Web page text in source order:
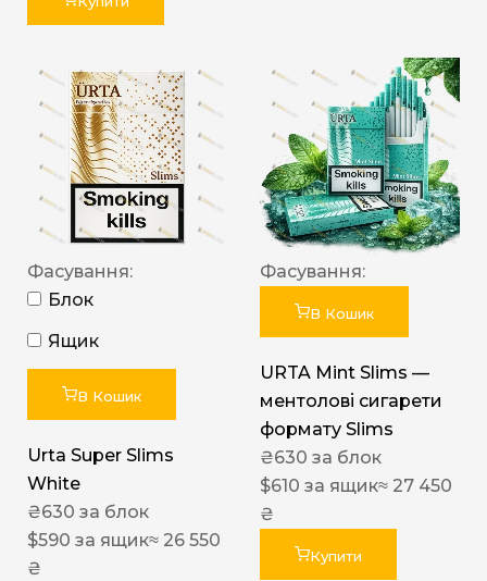
Фасування:
Блок
Ящик
В Кошик
Urta Super Slims
White
₴630 за блок
$590 за ящик≈ 26 550
₴
Фасування:
В Кошик
URTA Mint Slims —
ментолові сигарети
формату Slims
₴630 за блок
$610 за ящик≈ 27 450
₴
Купити